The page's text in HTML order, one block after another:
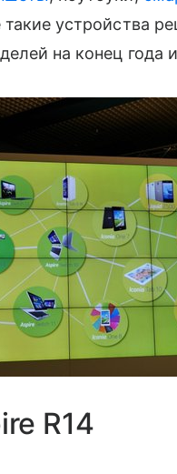
устройства
на конец года
R14